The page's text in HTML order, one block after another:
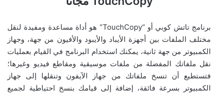
برنامج تاتش كوبي أو “TouchCopy” هو أداة مساعدة ومفيدة لنقل
مختلف الملفات بين أجهزة الأيباد والأيبود والأفيون من جهة، وجهاز
الكمبيوتر من جهة ثانية، يمكنك استخدام البرنامج في القيام بعمليات
نقل ملفاتك المفضلة من ملفات موسيقية ومقاطع فيديو وغيرها؛
فتستطيع أن تنسخ ملفاتك من جهاز الآيفون وتنقلها إلى جهاز
الكمبيوتر بسرعة فائقة، إضافة إلى قيامك بنسخ احتياطية لجميع